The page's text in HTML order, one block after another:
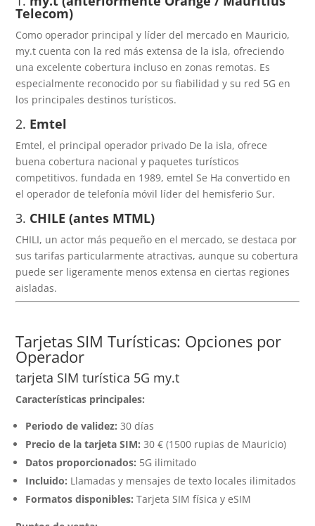
Telecom)
Como operador principal y líder del mercado en Mauricio,
my.t cuenta con la red más extensa de la isla, ofreciendo
una excelente cobertura incluso en zonas remotas. Es
especialmente reconocido por su fiabilidad y su red 5G en
los principales destinos turísticos.
2. Emtel
Emtel, el principal operador privado De la isla, ofrece
buena cobertura nacional y paquetes turísticos
competitivos. fundada en 1989, emtel Se Ha convertido en
el operador de telefonía móvil líder del hemisferio Sur.
3. CHILE (antes MTML)
CHILI, un actor más pequeño en el mercado, se destaca por
sus tarifas particularmente atractivas, aunque su cobertura
puede ser ligeramente menos extensa en ciertas regiones
aisladas.
Tarjetas SIM Turísticas: Opciones por
Operador
tarjeta SIM turística 5G my.t
Características principales:
Periodo de validez: 30 días
Precio de la tarjeta SIM: 30 € (1500 rupias de Mauricio)
Datos proporcionados: 5G ilimitado
Incluido: Llamadas y mensajes de texto locales ilimitados
Formatos disponibles: Tarjeta SIM física y eSIM